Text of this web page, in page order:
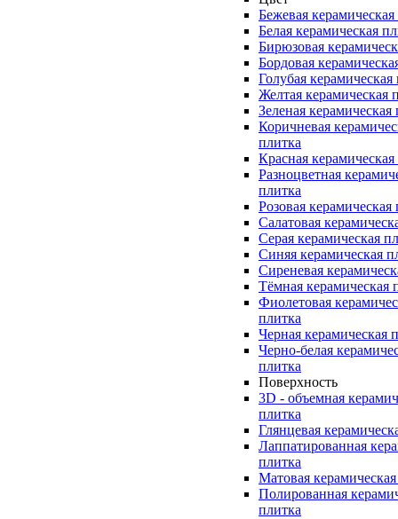
Бежевая
Белая керамическая
Бирюзовая
Бордовая
Голубая керамическая
Желтая керамическая
Зеленая керамическая
Коричневая
плитка
Красная
Разноцветная
плитка
Розовая керамическая
Салатовая
Серая керамическая
Синяя керамическая
Сиреневая
Тёмная керамическая
Фиолетовая
плитка
Черная керамическая
Черно-белая
плитка
Поверхность
3D - объемная
плитка
Глянцевая
Лаппатированная
плитка
Матовая
Полированная
плитка